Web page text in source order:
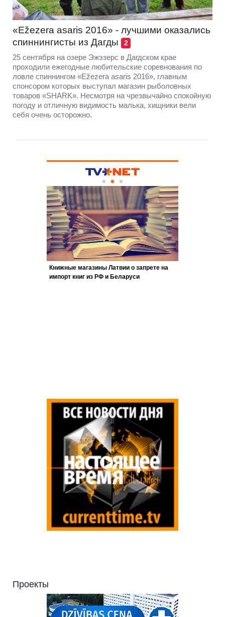
«Ežezera asaris 2016» - лучшими оказались
спиннингисты из Дагды
2
25 сентября на озере Эжэзерс в Дагдском крае
проходили ежегодные любительские соревнования по
ловле спиннингом «Ežezera asaris 2016», главным
спонсором которых выступал магазин рыболовных
товаров «SHARK». Несмотря на чрезвычайно спокойную
погоду и отличную видимость малька, хищники вели
себя очень осторожно.
Проекты